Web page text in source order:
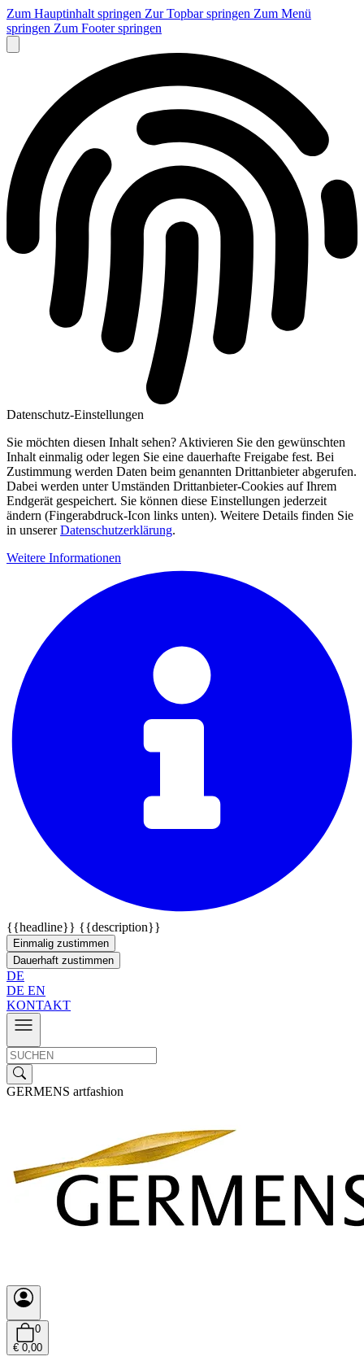
Zum Hauptinhalt springen Zur Topbar springen Zum Menü
springen Zum Footer springen
Datenschutz-Einstellungen
Sie möchten diesen Inhalt sehen? Aktivieren Sie den gewünschten
Inhalt einmalig oder legen Sie eine dauerhafte Freigabe fest. Bei
Zustimmung werden Daten beim genannten Drittanbieter abgerufen.
Dabei werden unter Umständen Drittanbieter-Cookies auf Ihrem
Endgerät gespeichert. Sie können diese Einstellungen jederzeit
ändern (Fingerabdruck-Icon links unten). Weitere Details finden Sie
in unsererDatenschutzerklärung.
Weitere Informationen
{{headline}} {{description}}
Einmalig zustimmen
Dauerhaft zustimmen
DE
DE EN
KONTAKT
GERMENS artfashion
0
€ 0,00